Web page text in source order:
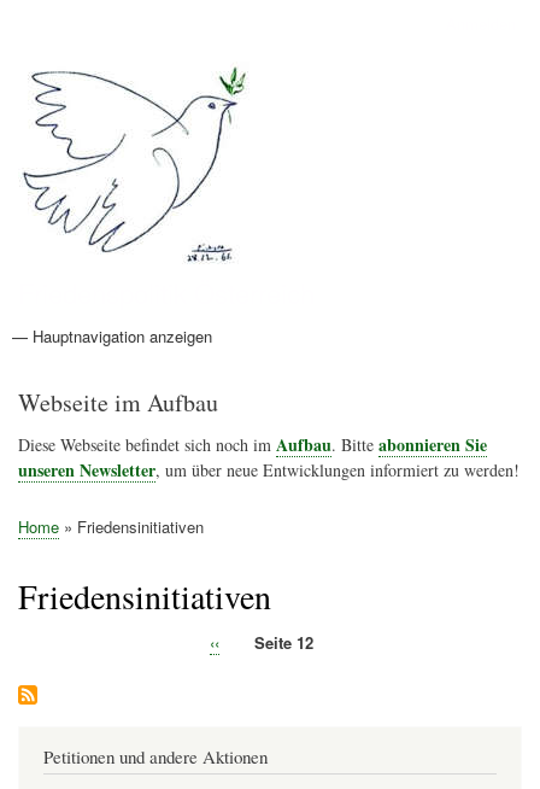
Hauptnavigation
— Hauptnavigation anzeigen
Aktionen
Friedensbewegung
Friedensprojekte
Home
Konflikte
Links
Narichtenlinks
News
Politik
Termine
Texte
Kunst
Friedensexperten
Friedensforschung
Friedensinitiativen
Friedensnachrichten
Webseite im Aufbau
Diese Webseite befindet sich noch im Aufbau. Bitte abonnieren Sie
unseren Newsletter, um über neue Entwicklungen informiert zu werden!
Home Friedensinitiativen
Friedensinitiativen
Vorherige
‹‹ Seite 12
Petitionen und andere Aktionen